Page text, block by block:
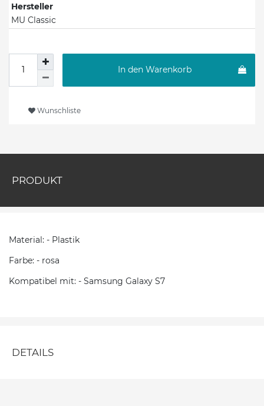
Hersteller
MU Classic
In den Warenkorb
Wunschliste
PRODUKT
Material: - Plastik
Farbe: - rosa
Kompatibel mit: - Samsung Galaxy S7
DETAILS